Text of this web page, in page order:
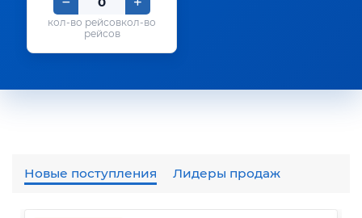
кол-во
рейсов
Новые поступления Лидеры продаж